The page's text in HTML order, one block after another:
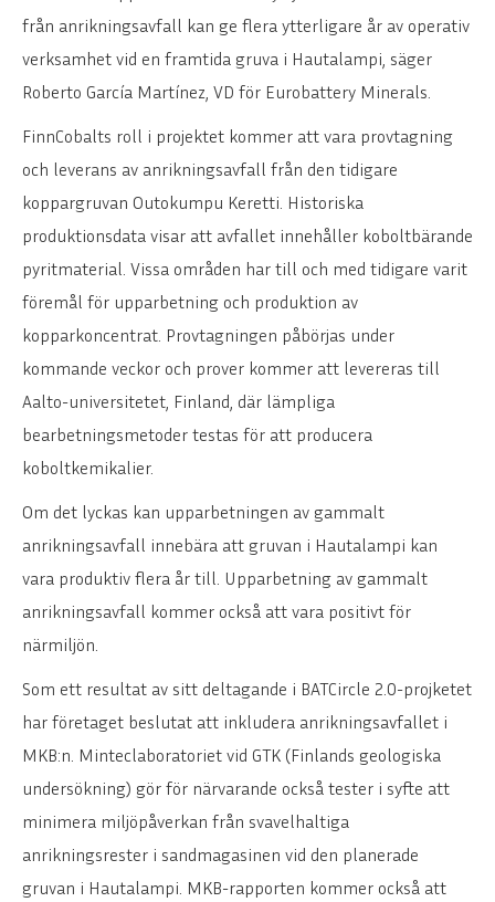
från anrikningsavfall kan ge flera ytterligare år av operativ
verksamhet vid en framtida gruva i Hautalampi, säger
Roberto García Martínez, VD för Eurobattery Minerals.
FinnCobalts roll i projektet kommer att vara provtagning
och leverans av anrikningsavfall från den tidigare
koppargruvan Outokumpu Keretti. Historiska
produktionsdata visar att avfallet innehåller koboltbärande
pyritmaterial. Vissa områden har till och med tidigare varit
föremål för upparbetning och produktion av
kopparkoncentrat. Provtagningen påbörjas under
kommande veckor och prover kommer att levereras till
Aalto-universitetet, Finland, där lämpliga
bearbetningsmetoder testas för att producera
koboltkemikalier.
Om det lyckas kan upparbetningen av gammalt
anrikningsavfall innebära att gruvan i Hautalampi kan
vara produktiv flera år till. Upparbetning av gammalt
anrikningsavfall kommer också att vara positivt för
närmiljön.
Som ett resultat av sitt deltagande i BATCircle 2.0-projketet
har företaget beslutat att inkludera anrikningsavfallet i
MKB:n. Minteclaboratoriet vid GTK (Finlands geologiska
undersökning) gör för närvarande också tester i syfte att
minimera miljöpåverkan från svavelhaltiga
anrikningsrester i sandmagasinen vid den planerade
gruvan i Hautalampi. MKB-rapporten kommer också att